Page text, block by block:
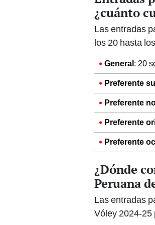
¿cuánto
Las entradas
los 20 hasta
General: 20
Preferente
Preferente
Preferente
Preferente
¿Dónde
Peruana
Las entradas
Vóley 2024-25